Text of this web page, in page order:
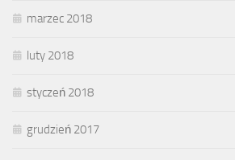
marzec 2018
luty 2018
styczeń 2018
grudzień 2017